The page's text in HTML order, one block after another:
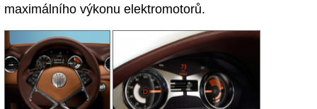
maximálního výkonu elektromotorů.